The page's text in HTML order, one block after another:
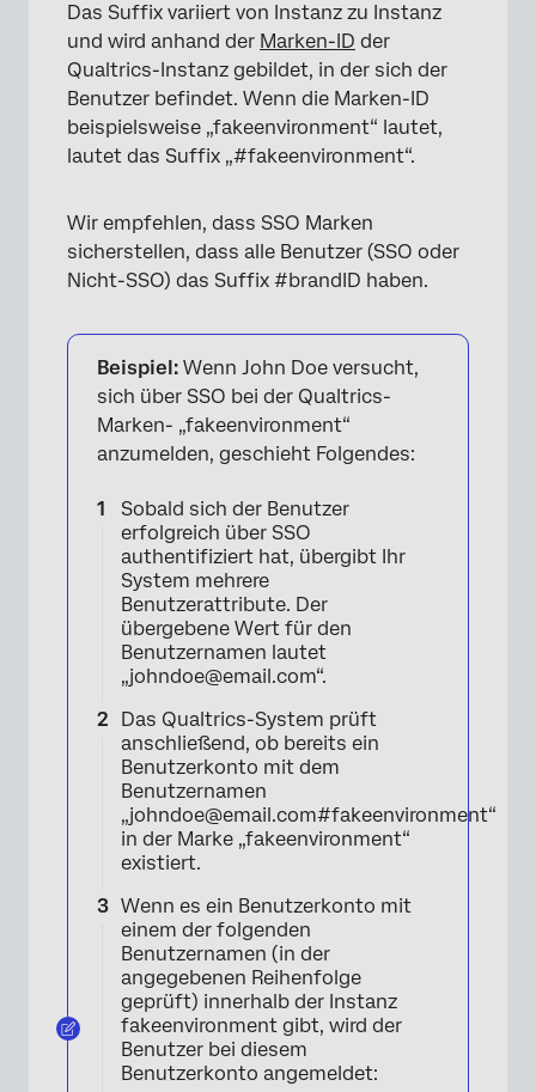
Das Suffix variiert von Instanz zu Instanz
und wird anhand der Marken-ID der
Qualtrics-Instanz gebildet, in der sich der
Benutzer befindet. Wenn die Marken-ID
beispielsweise „fakeenvironment“ lautet,
lautet das Suffix „#fakeenvironment“.
Wir empfehlen, dass SSO Marken
sicherstellen, dass alle Benutzer (SSO oder
Nicht-SSO) das Suffix #brandID haben.
Beispiel: Wenn John Doe versucht,
sich über SSO bei der Qualtrics-
Marken- „fakeenvironment“
anzumelden, geschieht Folgendes:
Sobald sich der Benutzer
erfolgreich über SSO
authentifiziert hat, übergibt Ihr
System mehrere
Benutzerattribute. Der
übergebene Wert für den
Benutzernamen lautet
„johndoe@email.com“.
Das Qualtrics-System prüft
anschließend, ob bereits ein
Benutzerkonto mit dem
Benutzernamen
„johndoe@email.com#fakeenvironment“
in der Marke „fakeenvironment“
existiert.
Wenn es ein Benutzerkonto mit
einem der folgenden
Benutzernamen (in der
angegebenen Reihenfolge
geprüft) innerhalb der Instanz
fakeenvironment gibt, wird der
Benutzer bei diesem
Benutzerkonto angemeldet: